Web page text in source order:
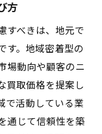
方
すべきは、地元で
す。地域密着型の
場動向や顧客のニ
買取価格を提案し
で活動している業
通じて信頼性を築